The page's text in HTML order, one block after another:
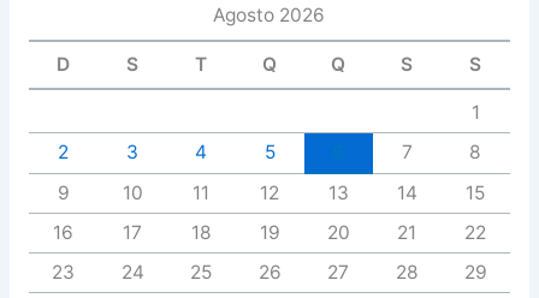
Agosto 2026
D S T Q Q S S
1
2
3 4 5 7
8
9
10 11 12 13 14
15
16
17 18 19 20 21
22
23
24 25 26 27 28
29